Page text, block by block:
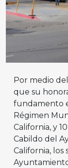
Por medio
que su
fundamento
Régimen
California, y
Cabildo del
California, los